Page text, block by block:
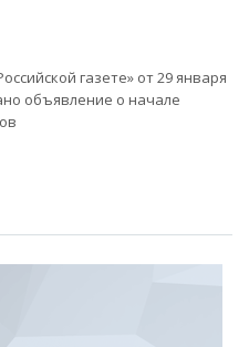
газете» от 29 января
объявление о начале